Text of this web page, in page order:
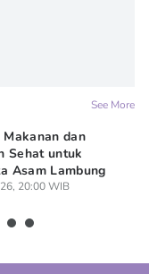
See More
dan
Sehat untuk
Asam Lambung
20:00 WIB